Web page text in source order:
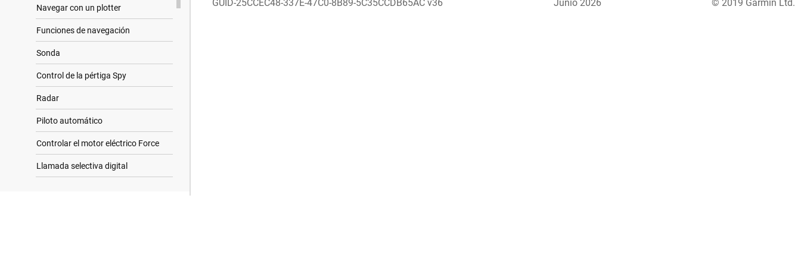
Navegar con un plotter
Funciones de navegación
Sonda
Control de la pértiga Spy
Radar
Piloto automático
Controlar el motor eléctrico Force
Llamada selectiva digital
GUID-25CCEC48-337E-47C0-8B89-5C35CCDB65AC v36 Junio 2026 © 2019 Garmin Ltd.